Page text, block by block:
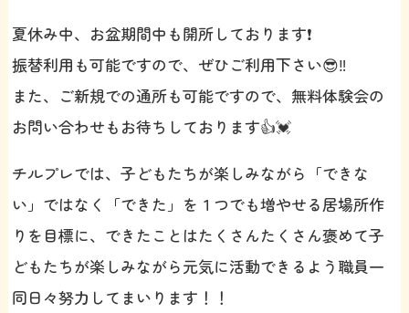
夏休み中、お盆期間中も開所しております❗️
振替利用も可能ですので、ぜひご利用下さい😎‼️
また、ご新規での通所も可能ですので、無料体験会の
お問い合わせもお待ちしております👍💓
チルプレでは、子どもたちが楽しみながら「できな
い」ではなく「できた」を１つでも増やせる居場所作
りを目標に、できたことはたくさんたくさん褒めて子
どもたちが楽しみながら元気に活動できるよう職員一
同日々努力してまいります！！